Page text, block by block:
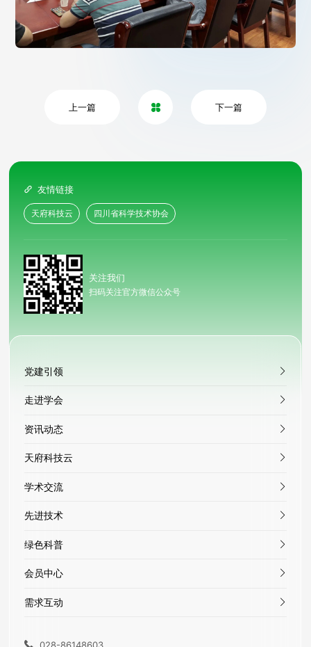
上一篇  下一篇
 友情链接
天府科技云 四川省科学技术协会
关注我们
扫码关注官方微信公众号
党建引领
走进学会
资讯动态
天府科技云
学术交流
先进技术
绿色科普
会员中心
需求互动
 028-86148603